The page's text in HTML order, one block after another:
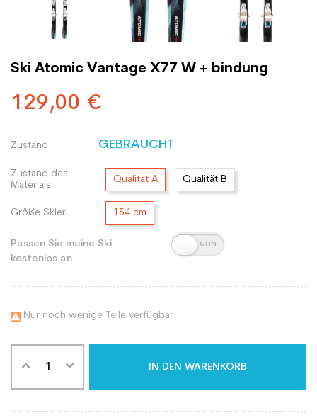
Ski Atomic Vantage X77 W + bindung
129,00 €
Zustand : GEBRAUCHT
Zustand des
Materials:
Qualität A Qualität B
Größe Skier: 154 cm
Passen Sie meine Ski
kostenlos an
 Nur noch wenige Teile verfügbar
IN DEN WARENKORB